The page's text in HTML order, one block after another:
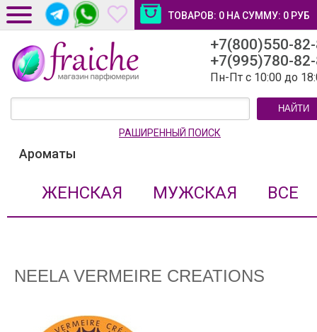
ТОВАРОВ: 0 НА СУММУ: 0 РУБ
ДОСТАВКА И ОПЛАТА
НОВОСТИ И СТАТЬИ
+7(800)550-
+7(995)780-
Пн-Пт с 10:00 до
НАЙТИ
РАШИРЕННЫЙ ПОИСК
Ароматы
ЖЕНСКАЯ МУЖСКАЯ ВСЕ
NEELA VERMEIRE CREATIONS